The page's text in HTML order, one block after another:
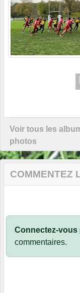
Voir tous les
photos
COMMENTEZ
Connectez-vous
commentaires.